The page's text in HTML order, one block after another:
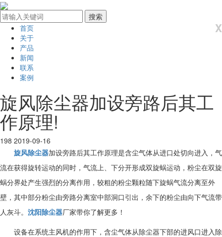
X
首页
关于
产品
新闻
联系
案例
旋风除尘器加设旁路后其工
作原理!
198 2019-09-16
旋风除尘器加设旁路后其工作原理是含尘气体从进口处切向进入，气
流在获得旋转运动的同时，气流上、下分开形成双旋蜗运动，粉尘在双旋
蜗分界处产生强烈的分离作用，较粗的粉尘颗粒随下旋蜗气流分离至外
壁，其中部分粉尘由旁路分离室中部洞口引出，余下的粉尘由向下气流带
人灰斗。 沈阳除尘器厂家带你了解更多！
设备在系统主风机的作用下，含尘气体从除尘器下部的进风口进入除